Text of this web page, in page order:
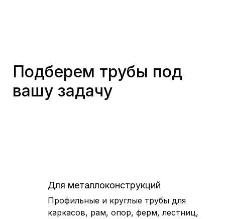
Подберем трубы под
вашу задачу
Для металлоконструкций
Профильные и круглые трубы для
каркасов, рам, опор, ферм, лестниц,